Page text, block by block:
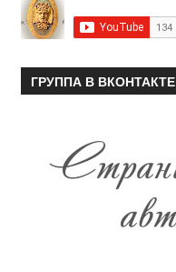
ГРУППА В ВКОНТАКТЕ